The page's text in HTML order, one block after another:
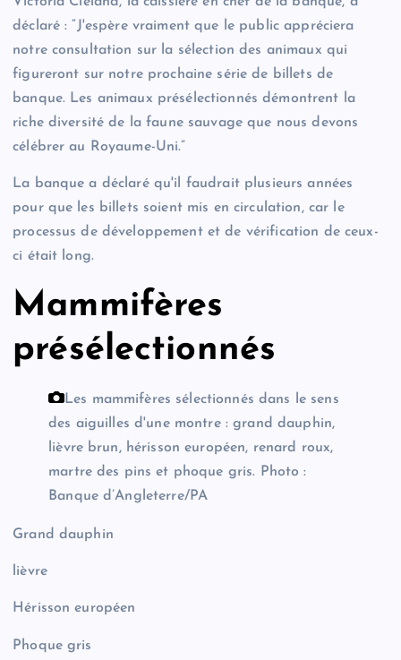
déclaré : “J'espère vraiment que le public appréciera
notre consultation sur la sélection des animaux qui
figureront sur notre prochaine série de billets de
banque. Les animaux présélectionnés démontrent la
riche diversité de la faune sauvage que nous devons
célébrer au Royaume-Uni.”
La banque a déclaré qu'il faudrait plusieurs années
pour que les billets soient mis en circulation, car le
processus de développement et de vérification de ceux-
ci était long.
Mammifères
présélectionnés
Les mammifères sélectionnés dans le sens
des aiguilles d'une montre : grand dauphin,
lièvre brun, hérisson européen, renard roux,
martre des pins et phoque gris. Photo :
Banque d’Angleterre/PA
Grand dauphin
lièvre
Hérisson européen
Phoque gris